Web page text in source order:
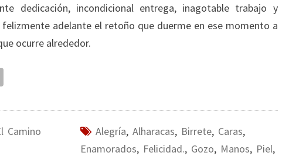
dedicación, incondicional entrega, inagotable trabajo y
adelante el retoño que duerme en ese momento a
ocurre alrededor.
m
p
Camino Alegría, Alharacas, Birrete, Caras,
Enamorados, Felicidad., Gozo, Manos, Piel,